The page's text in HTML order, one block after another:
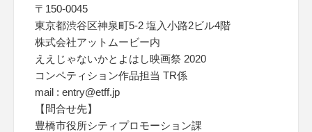
〒150-0045
東京都渋谷区神泉町5-2 塩入小路2ビル4階
株式会社アットムービー内
ええじゃないかとよはし映画祭 2020
コンペティション作品担当 TR係
mail : entry@etff.jp
【問合せ先】
豊橋市役所シティプロモーション課